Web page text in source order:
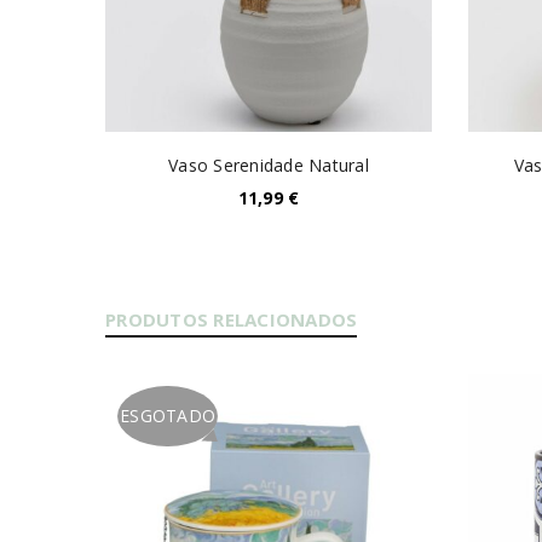
Vaso Serenidade Natural
11,99 €
PRODUTOS RELACIONADOS
ESGOTADO